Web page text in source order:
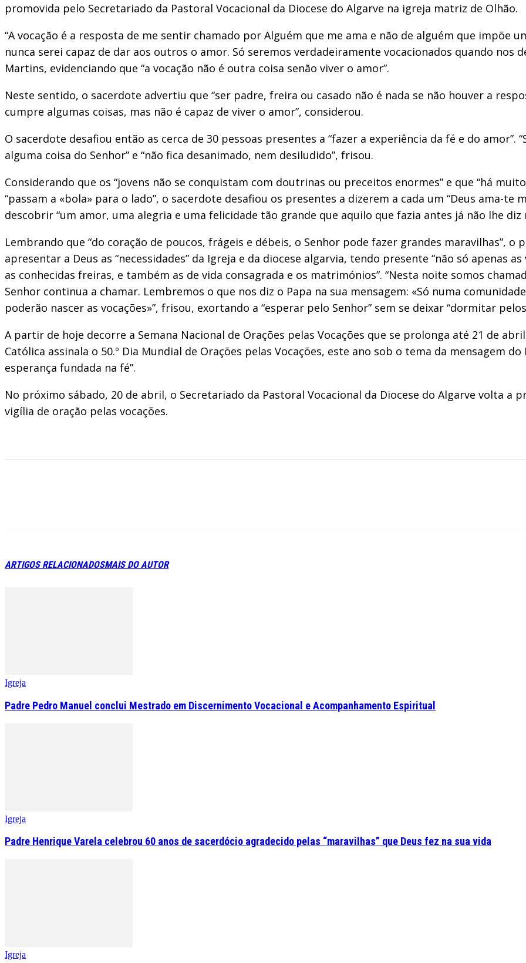
promovida pelo Secretariado da Pastoral Vocacional da Diocese do Algarve na igreja matriz de Olhão.
“A vocação é a resposta de me sentir chamado por Alguém que me ama e não de alguém que impõe
nunca serei capaz de dar aos outros o amor. Só seremos verdadeiramente vocacionados quando nos
Martins, evidenciando que “a vocação não é outra coisa senão viver o amor”.
Neste sentido, o sacerdote advertiu que “ser padre, freira ou casado não é nada se não houver a
cumpre algumas coisas, mas não é capaz de viver o amor”, considerou.
O sacerdote desafiou então as cerca de 30 pessoas presentes a “fazer a experiência da fé e do amor”.
alguma coisa do Senhor” e “não fica desanimado, nem desiludido”, frisou.
Considerando que os “jovens não se conquistam com doutrinas ou preceitos enormes” e que “há
“passam a «bola» para o lado”, o sacerdote desafiou os presentes a dizerem a cada um “Deus ama-te
descobrir “um amor, uma alegria e uma felicidade tão grande que aquilo que fazia antes já não lhe diz
Lembrando que “do coração de poucos, frágeis e débeis, o Senhor pode fazer grandes maravilhas”,
apresentar a Deus as “necessidades” da Igreja e da diocese algarvia, tendo presente “não só apenas
as conhecidas freiras, e também as de vida consagrada e os matrimónios”. “Nesta noite somos
Senhor continua a chamar. Lembremos o que nos diz o Papa na sua mensagem: «Só numa
poderão nascer as vocações»”, frisou, exortando a “esperar pelo Senhor” sem se deixar “dormitar
A partir de hoje decorre a Semana Nacional de Orações pelas Vocações que se prolonga até 21 de
Católica assinala o 50.º Dia Mundial de Orações pelas Vocações, este ano sob o tema da mensagem
esperança fundada na fé”.
No próximo sábado, 20 de abril, o Secretariado da Pastoral Vocacional da Diocese do Algarve volta a
vigília de oração pelas vocações.
ARTIGOS RELACIONADOSMAIS DO AUTOR
Igreja
Padre Pedro Manuel conclui Mestrado em Discernimento Vocacional e Acompanhamento Espiritual
Igreja
Padre Henrique Varela celebrou 60 anos de sacerdócio agradecido pelas “maravilhas” que Deus fez na sua vida
Igreja